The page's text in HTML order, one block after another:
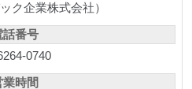
ク企業株式会社）
話番号
0740
業時間